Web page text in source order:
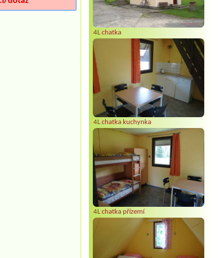
4L chatka
4L chatka kuchynka
4L chatka přízemí